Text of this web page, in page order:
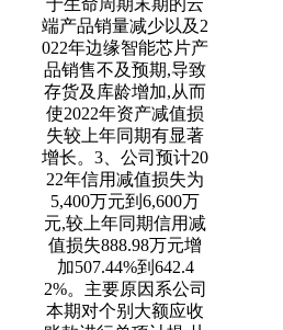
于生命周期末期的云
端产品销量减少以及2
022年边缘智能芯片产
品销售不及预期,导致
存货及库龄增加,从而
使2022年资产减值损
失较上年同期有显著
增长。3、公司预计20
22年信用减值损失为
5,400万元到6,600万
元,较上年同期信用减
值损失888.98万元增
加507.44%到642.4
2%。主要原因系公司
本期对个别大额应收